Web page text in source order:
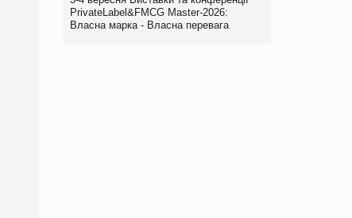
PrivateLabel&FMCG Master-2026:
Власна марка - Власна перевага